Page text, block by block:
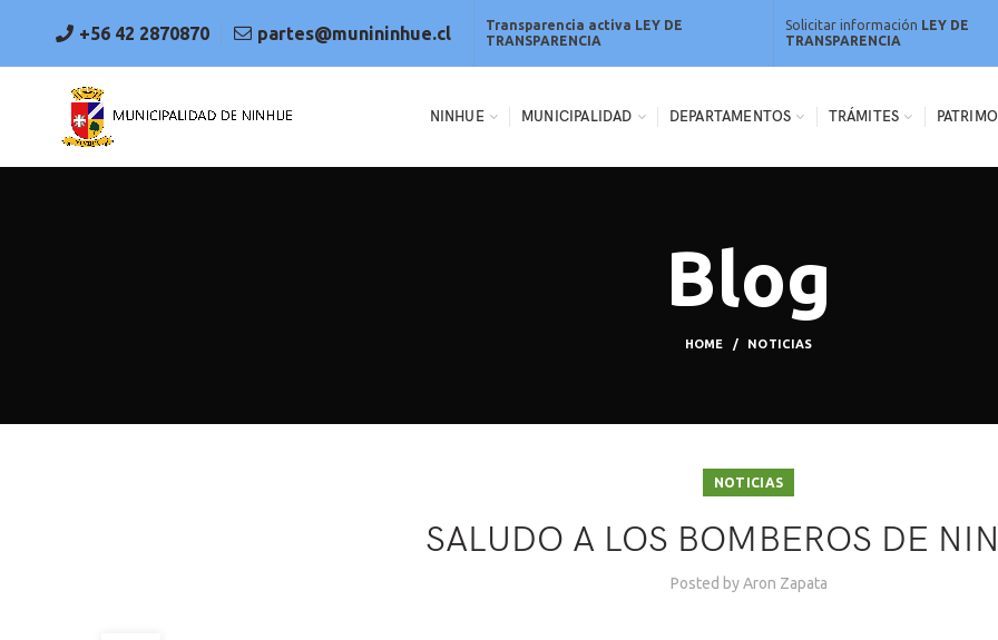
+56 42 2870870 partes@munininhue.cl
Transparencia activa LEY DE
TRANSPARENCIA
Solicitar información LEY DE
TRANSPARENCIA
NINHUE MUNICIPALIDAD DEPARTAMENTOS TRÁMITES
Blog
HOME NOTICIAS
NOTICIAS
SALUDO A LOS BOMBEROS DE
Posted byAron Zapata